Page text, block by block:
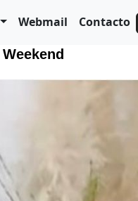
Webmail Contacto